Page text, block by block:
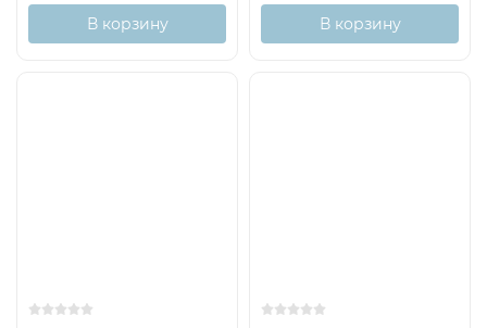
В корзину В корзину